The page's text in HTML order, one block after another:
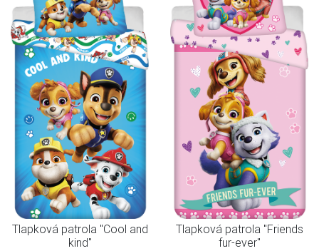
Tlapková patrola "Cool and
kind"
Tlapková patrola "Friends
fur-ever"